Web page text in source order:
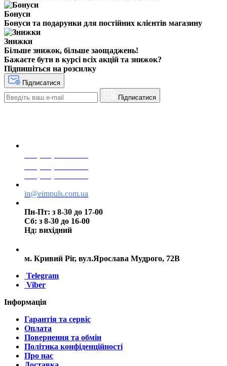
Бонуси
Бонуси та подарунки для постійних клієнтів магазину
Знижки
Більше знижок, більше заощаджень!
Бажаєте бути в курсі всіх акцій та знижок?
Підпишіться на розсилку
Підписатися
Підписатися
in@eimpuls.com.ua
Пн-Пт: з 8-30 до 17-00
Сб: з 8-30 до 16-00
Нд: вихідний
м. Кривий Ріг, вул.Ярослава Мудрого, 72В
Telegram
Viber
Інформація
Гарантія та сервіс
Оплата
Повернення та обмін
Політика конфіденційності
Про нас